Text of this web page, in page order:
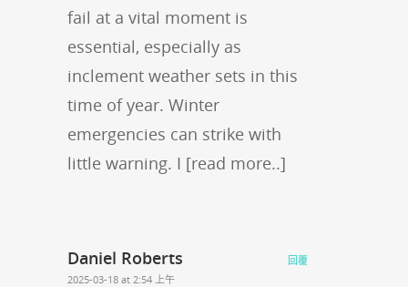
fail at a vital moment is
essential, especially as
inclement weather sets in this
time of year. Winter
emergencies can strike with
little warning. I [read more..]
Daniel Roberts
2025-03-18 at 2:54 上午
回覆